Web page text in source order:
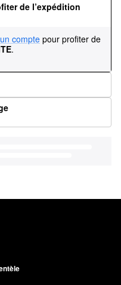
de l’expédition
compte pour profiter de
.